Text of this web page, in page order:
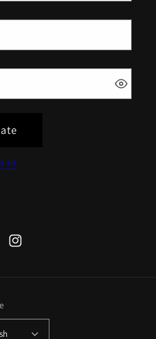
in
Instagram